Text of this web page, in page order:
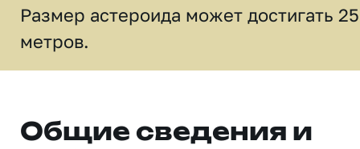
Размер астероида может достигать
метров.
Общие сведения и